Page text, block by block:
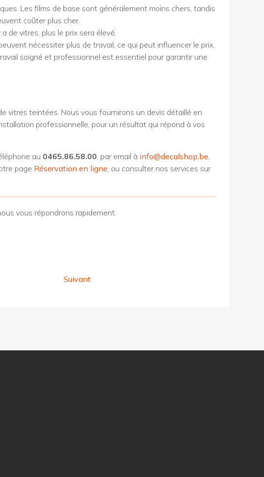
Les films de base sont généralement moins chers, tandis
coûter plus cher.
de vitres, plus le prix sera élevé.
nécessiter plus de travail, ce qui peut influencer le prix.
soigné et professionnel est essentiel pour garantir une
vitres teintées. Nous vous fournirons un devis détaillé en
professionnelle, pour un résultat qui répond à vos
au 0465.86.58.00 , par email à info@decalshop.be
page Réservation en ligne , ou consulter nos services sur
vous répondrons rapidement.
Suivant